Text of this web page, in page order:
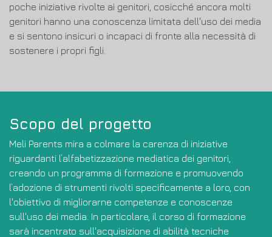
poche iniziative rivolte ai genitori, cosicché ancora molti
genitori hanno una conoscenza limitata dell'uso dei media
e si sentono insicuri o incapaci di fronte alla necessità di
sostenere i propri figli.
Scopo del progetto
Meli Parents mira a colmare la carenza di iniziative
riguardanti l’alfabetizzazione mediatica dei genitori,
creando un programma di formazione e promuovendo
l’adozione di strumenti rivolti specificamente a loro, con
l'obiettivo di migliorarne competenze e conoscenze
sull'uso dei media. In particolare, il corso di formazione
sarà incentrato sull'acquisizione di abilità tecniche